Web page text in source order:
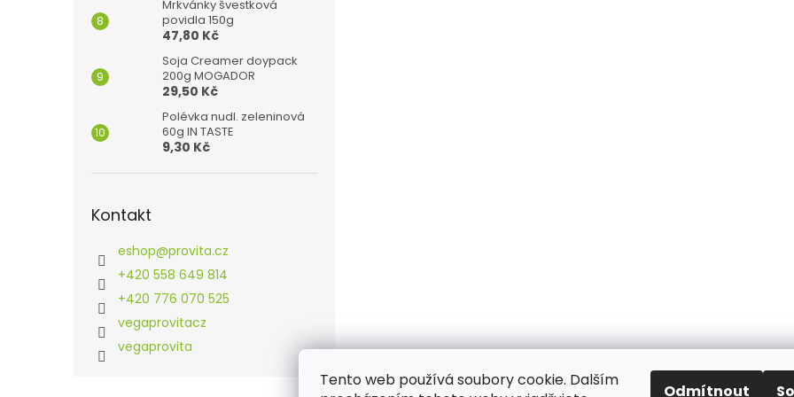
Tento web používá soubory cookie. Dalším
Odmítnout
Mrkvánky švestková
povidla 150g
47,80 Kč
Soja Creamer doypack
200g MOGADOR
29,50 Kč
Polévka nudl. zeleninová
60g IN TASTE
9,30 Kč
Kontakt
eshop@provita.cz
+420 558 649 814
+420 776 070 525
vegaprovitacz
vegaprovita